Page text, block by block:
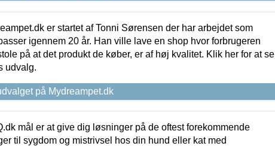
er startet af Tonni Sørensen der har arbejdet som
igennem 20 år. Han ville lave en shop hvor forbrugeren
på at det produkt de køber, er af høj kvalitet. Klik her for at se
udvalg.
på Mydreampet.dk
mål er at give dig løsninger på de oftest forekommende
til sygdom og mistrivsel hos din hund eller kat med